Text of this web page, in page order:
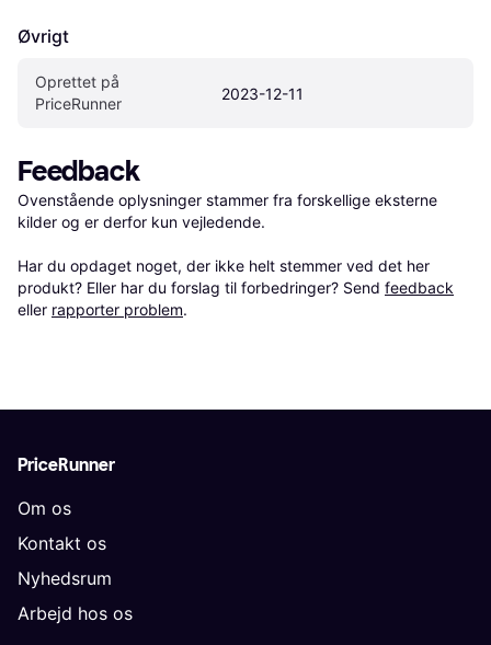
Øvrigt
Oprettet på
PriceRunner
2023-12-11
Feedback
Ovenstående oplysninger stammer fra forskellige eksterne
kilder og er derfor kun vejledende.
Har du opdaget noget, der ikke helt stemmer ved det her
produkt? Eller har du forslag til forbedringer? Send feedback
eller rapporter problem.
PriceRunner
Om os
Kontakt os
Nyhedsrum
Arbejd hos os